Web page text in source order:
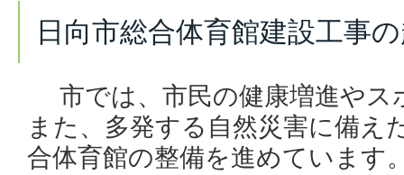
日向市総合体育館建設工事
市では、市民の健康増進やス
また、多発する自然災害に備え
合体育館の整備を進めています